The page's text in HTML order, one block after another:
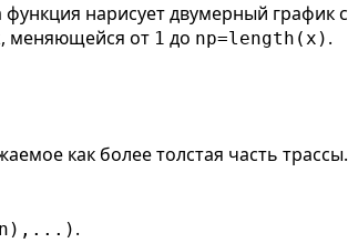
нарисует двумерный график с
, меняющейся от 1 до np=length(x) .
как более толстая часть трассы.
.